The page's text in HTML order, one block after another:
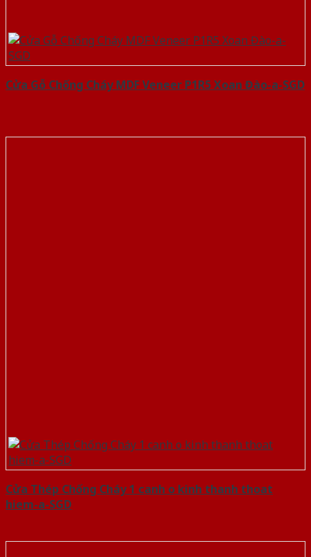
Cửa Gỗ Chống Cháy MDF Veneer P1R5 Xoan Đào-a-SGD
Cửa Thép Chống Cháy 1 canh o kinh thanh thoat
hiem-a-SGD